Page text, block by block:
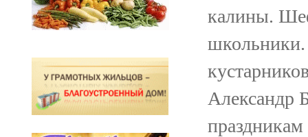
калины.
школьники.
Александр
праздникам